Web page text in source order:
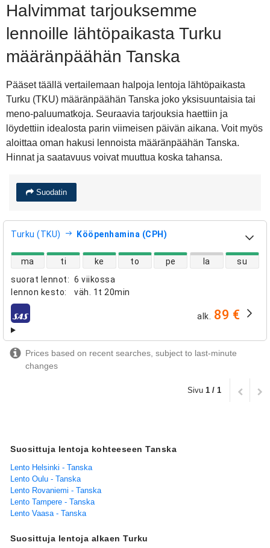
Halvimmat tarjouksemme
lennoille lähtöpaikasta Turku
määränpäähän Tanska
Pääset täällä vertailemaan halpoja lentoja lähtöpaikasta
Turku (TKU) määränpäähän Tanska joko yksisuuntaisia tai
meno-paluumatkoja. Seuraavia tarjouksia haettiin ja
löydettiin idealosta parin viimeisen päivän aikana. Voit myös
aloittaa oman hakusi lennoista määränpäähän Tanska.
Hinnat ja saatavuus voivat muuttua koska tahansa.
Suodatin
Turku (TKU) Kööpenhamina (CPH)
suorat lennot: 6 viikossa
lennon kesto: väh. 1t 20min
suorien lentojen saatavuus
ma ti ke to pe la su
lentoyhtiöt alk. 89 €
Prices based on recent searches, subject to last-minute
changes
Sivu 1 / 1
Suosittuja lentoja kohteeseen Tanska
Lento Helsinki - Tanska
Lento Oulu - Tanska
Lento Rovaniemi - Tanska
Lento Tampere - Tanska
Lento Vaasa - Tanska
Suosittuja lentoja alkaen Turku